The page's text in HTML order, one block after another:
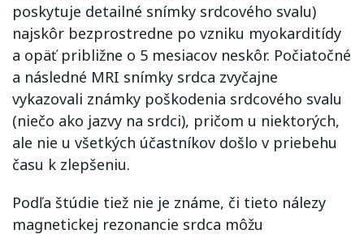
poskytuje detailné snímky srdcového svalu)
najskôr bezprostredne po vzniku myokarditídy
a opäť približne o 5 mesiacov neskôr. Počiatočné
a následné MRI snímky srdca zvyčajne
vykazovali známky poškodenia srdcového svalu
(niečo ako jazvy na srdci), pričom u niektorých,
ale nie u všetkých účastníkov došlo v priebehu
času k zlepšeniu.
Podľa štúdie tiež nie je známe, či tieto nálezy
magnetickej rezonancie srdca môžu